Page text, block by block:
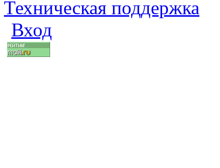
Техническая поддержка
Вход